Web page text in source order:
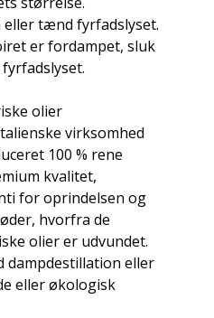
tænd fyrfadslyset.
er fordampet, sluk
olier
virksomhed
100 % rene
kvalitet,
for oprindelsen og
hvorfra de
olier er udvundet.
dampdestillation eller
eller økologisk